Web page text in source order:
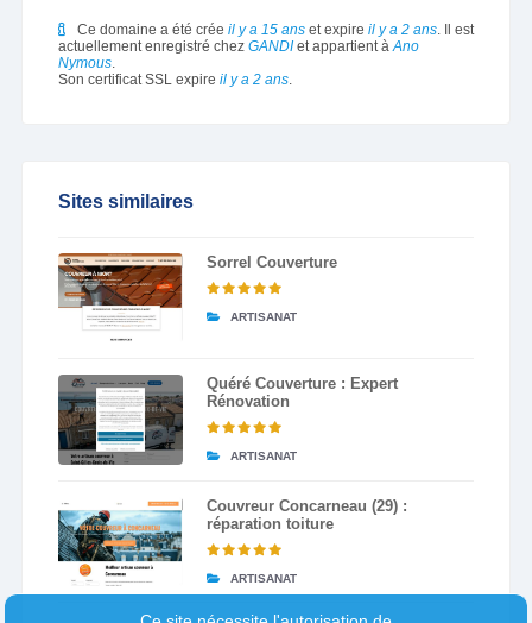
Ce domaine a été crée il y a 15 anset expire il y a 2 ans. Il est
actuellement enregistré chez GANDIet appartient àAno
Nymous.
Son certificat SSL expire il y a 2 ans.
Sites similaires
Sorrel Couverture
ARTISANAT
Quéré Couverture : Expert
Rénovation
ARTISANAT
Couvreur Concarneau (29) :
réparation toiture
ARTISANAT